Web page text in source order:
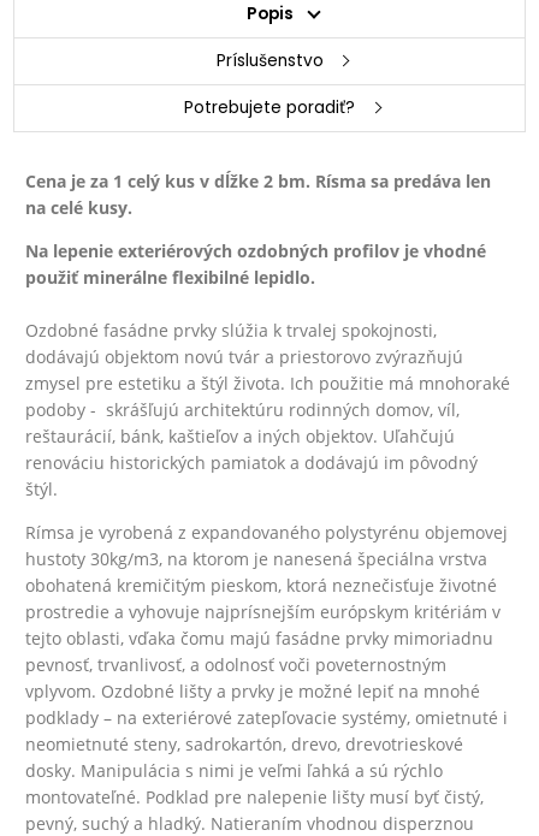
Popis
Príslušenstvo
Potrebujete poradiť?
Cena je za 1 celý kus v dĺžke 2 bm. Rísma sa predáva len
na celé kusy.
Na lepenie exteriérových ozdobných profilov je vhodné
použiť minerálne flexibilné lepidlo.
Ozdobné fasádne prvky slúžia k trvalej spokojnosti,
dodávajú objektom novú tvár a priestorovo zvýrazňujú
zmysel pre estetiku a štýl života. Ich použitie má mnohoraké
podoby - skrášľujú architektúru rodinných domov, víl,
reštaurácií, bánk, kaštieľov a iných objektov. Uľahčujú
renováciu historických pamiatok a dodávajú im pôvodný
štýl.
Rímsa je vyrobená z expandovaného polystyrénu objemovej
hustoty 30kg/m3, na ktorom je nanesená špeciálna vrstva
obohatená kremičitým pieskom, ktorá neznečisťuje životné
prostredie a vyhovuje najprísnejším európskym kritériám v
tejto oblasti, vďaka čomu majú fasádne prvky mimoriadnu
pevnosť, trvanlivosť, a odolnosť voči poveternostným
vplyvom. Ozdobné lišty a prvky je možné lepiť na mnohé
podklady – na exteriérové zatepľovacie systémy, omietnuté i
neomietnuté steny, sadrokartón, drevo, drevotrieskové
dosky. Manipulácia s nimi je veľmi ľahká a sú rýchlo
montovateľné. Podklad pre nalepenie lišty musí byť čistý,
pevný, suchý a hladký. Natieraním vhodnou disperznou